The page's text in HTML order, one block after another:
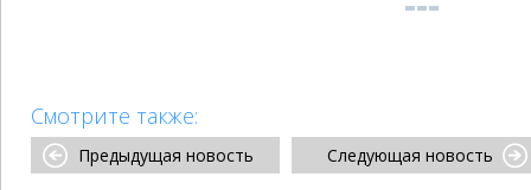
Смотрите также:
Предыдущая новость Следующая новость